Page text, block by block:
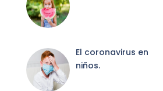
El coronavirus en
niños.